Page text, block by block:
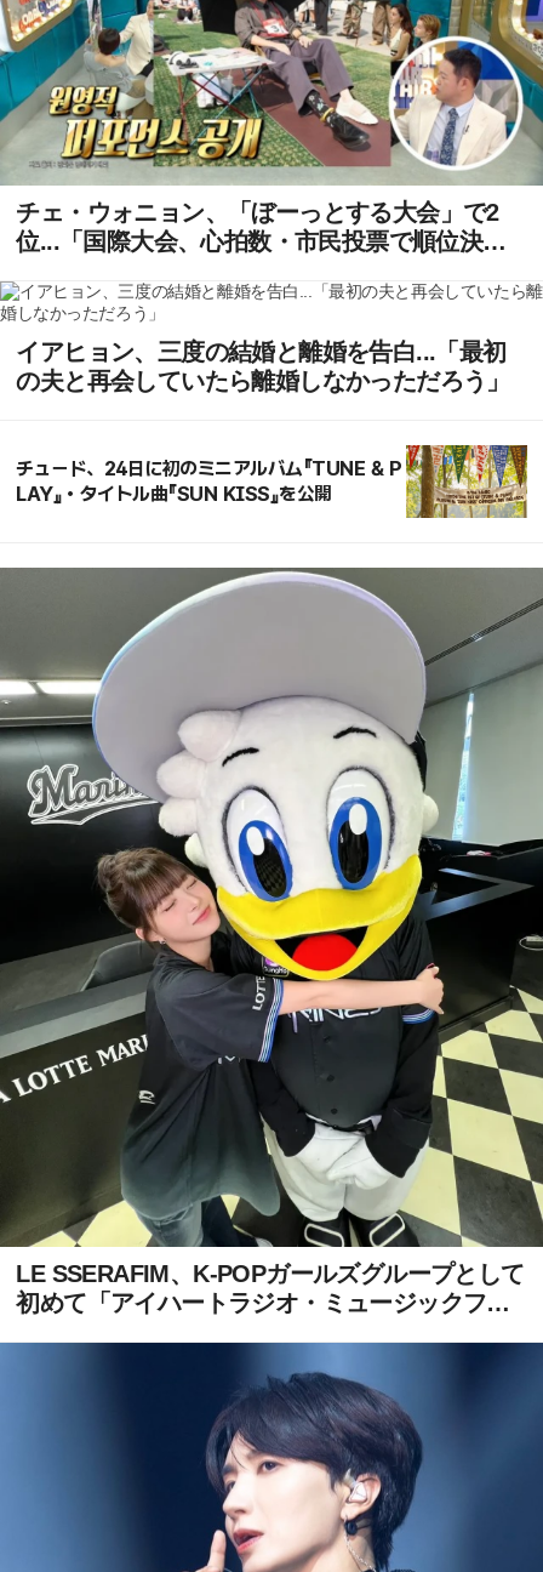
チェ・ウォニョン、「ぼーっとする大会」で2
位...「国際大会、心拍数・市民投票で順位決
イアヒョン、三度の結婚と離婚を告白...「最初
の夫と再会していたら離婚しなかっただろう」
チュード、24日に初のミニアルバム『TUNE & P
LAY』・タイトル曲『SUN KISS』を公開
LE SSERAFIM、K-POPガールズグループとして
初めて「アイハートラジオ・ミュージックフェ